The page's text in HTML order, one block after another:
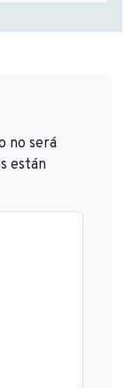
no será
están